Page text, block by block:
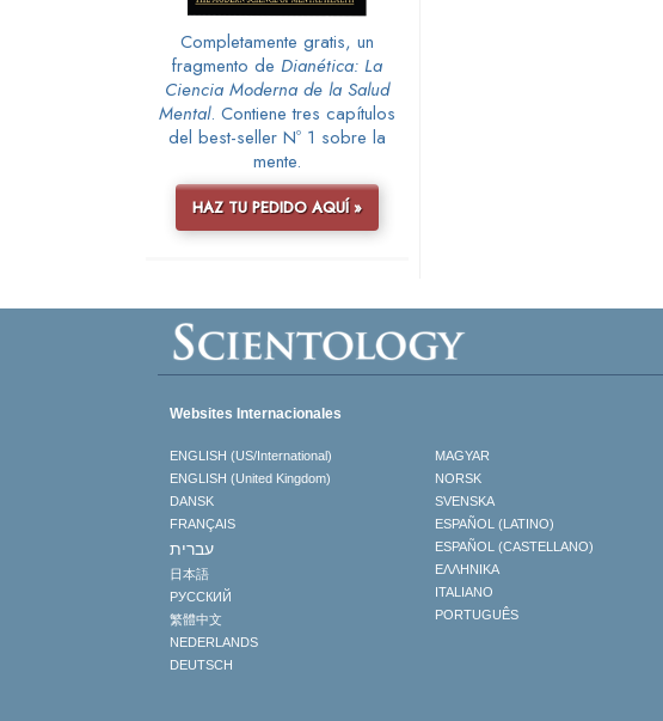
Completamente gratis, un
fragmento de Dianética: La
Ciencia Moderna de la Salud
Mental. Contiene tres capítulos
del best-seller Nº 1 sobre la
mente.
HAZ TU PEDIDO AQUÍ »
Websites Internacionales
ENGLISH (US/International)
ENGLISH (United Kingdom)
DANSK
FRANÇAIS
עברית
日本語
РУССКИЙ
繁體中文
NEDERLANDS
DEUTSCH
MAGYAR
NORSK
SVENSKA
ESPAÑOL (LATINO)
ESPAÑOL (CASTELLANO)
ΕΛΛΗΝΙΚA
ITALIANO
PORTUGUÊS